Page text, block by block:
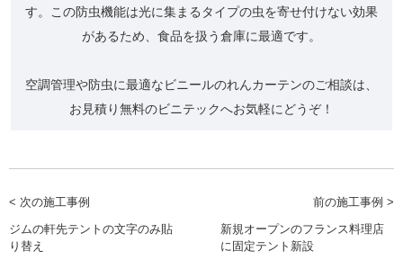
す。この防虫機能は光に集まるタイプの虫を寄せ付けない効果
があるため、食品を扱う倉庫に最適です。
空調管理や防虫に最適なビニールのれんカーテンのご相談は、
お見積り無料のビニテックへお気軽にどうぞ！
< 次の施工事例
ジムの軒先テントの文字のみ貼
り替え
前の施工事例 >
新規オープンのフランス料理店
に固定テント新設